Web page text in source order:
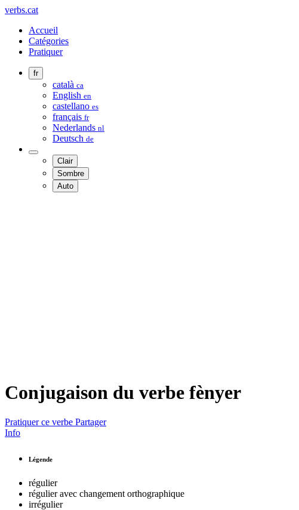
verbs.cat
Accueil
Catégories
Pratiquer
fr
català ca
English en
castellano es
français fr
Nederlands nl
Deutsch de
Clair
Sombre
Auto
Conjugaison du verbe fènyer
Pratiquer ce verbe Partager
Info
Légende
régulier
régulier avec changement orthographique
irrégulier